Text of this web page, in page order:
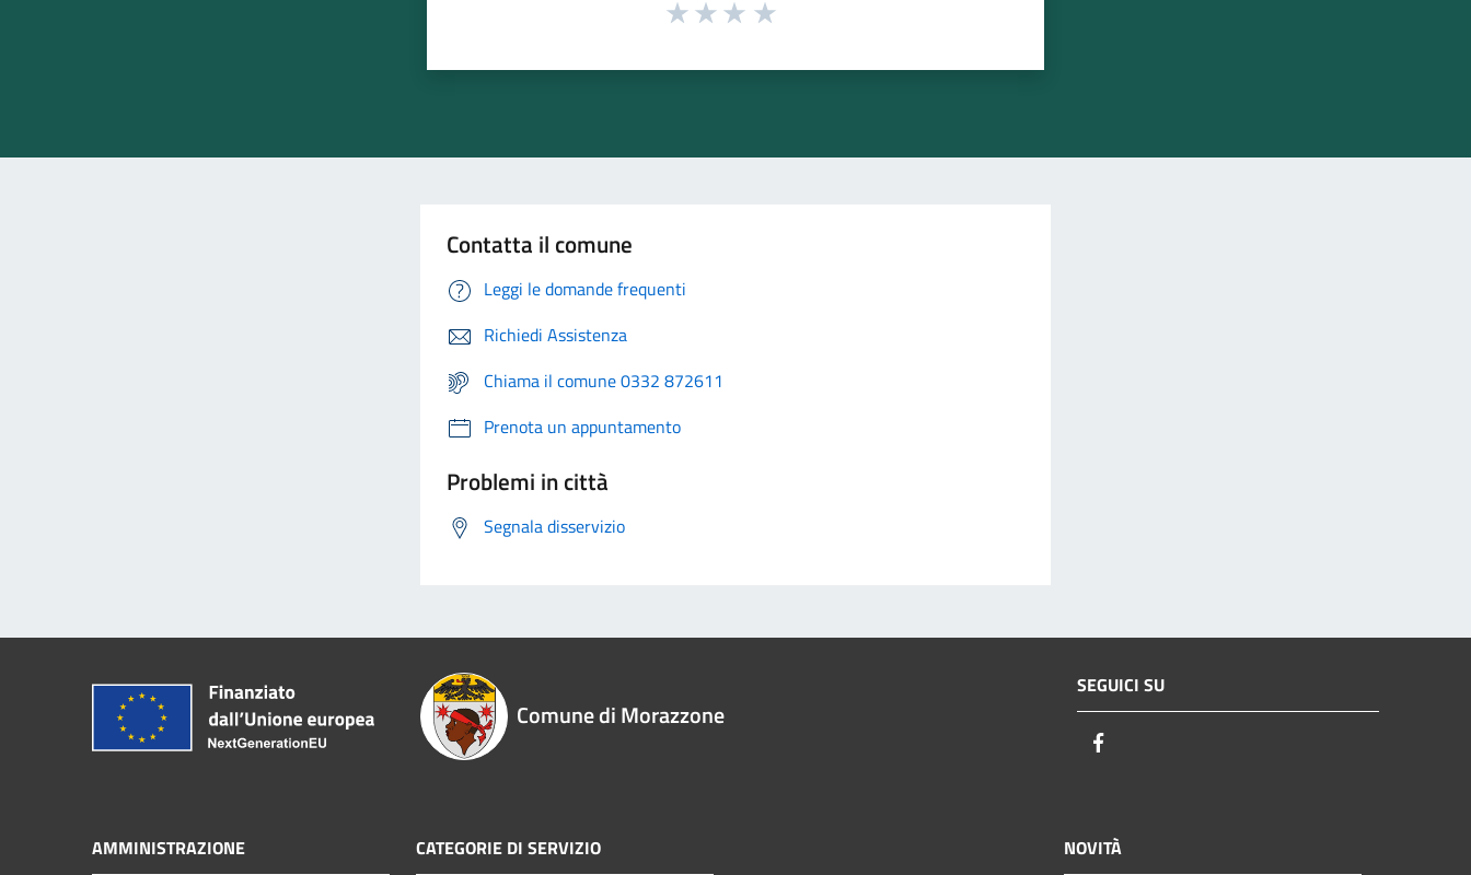
Contatta il comune
Leggi le domande frequenti
Richiedi Assistenza
Chiama il comune 0332 872611
Prenota un appuntamento
Problemi in città
Segnala disservizio
Comune di Morazzone
SEGUICI SU
AMMINISTRAZIONE CATEGORIE DI SERVIZIO NOVITÀ